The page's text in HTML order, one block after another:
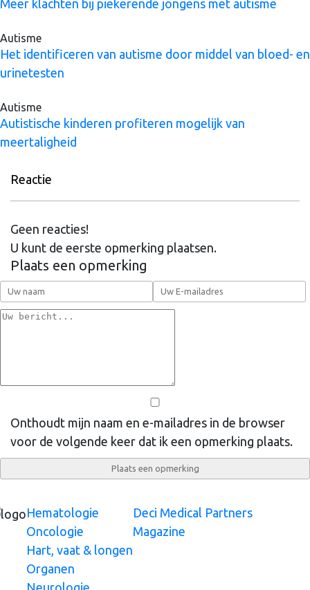
Meer klachten bij piekerende jongens met autisme
Autisme
Het identificeren van autisme door middel van bloed- en
urinetesten
Autisme
Autistische kinderen profiteren mogelijk van
meertaligheid
Reactie
Geen reacties!
U kunt de eerste opmerking plaatsen.
Plaats een opmerking
Onthoudt mijn naam en e-mailadres in de browser
voor de volgende keer dat ik een opmerking plaats.
Hematologie
Oncologie
Hart, vaat & longen
Organen
Deci Medical Partners
Magazine